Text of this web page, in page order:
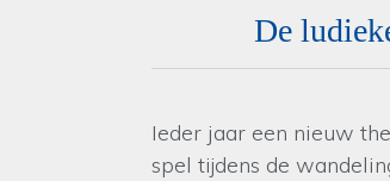
De
Ieder jaar een nieuw
spel tijdens de